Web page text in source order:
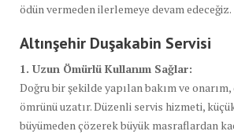
ödün vermeden ilerlemeye devam edeceğiz.
Altınşehir Duşakabin Servisi
1. Uzun Ömürlü Kullanım Sağlar:
Doğru bir şekilde yapılan bakım ve
ömrünü uzatır. Düzenli servis hizmeti,
büyümeden çözerek büyük masraflardan